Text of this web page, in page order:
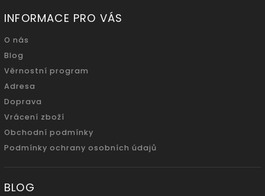
INFORMACE PRO VÁS
O nás
Blog
Věrnostní program
Adresa
Doprava
Vrácení zboží
Obchodní podmínky
Podmínky ochrany osobních údajů
BLOG